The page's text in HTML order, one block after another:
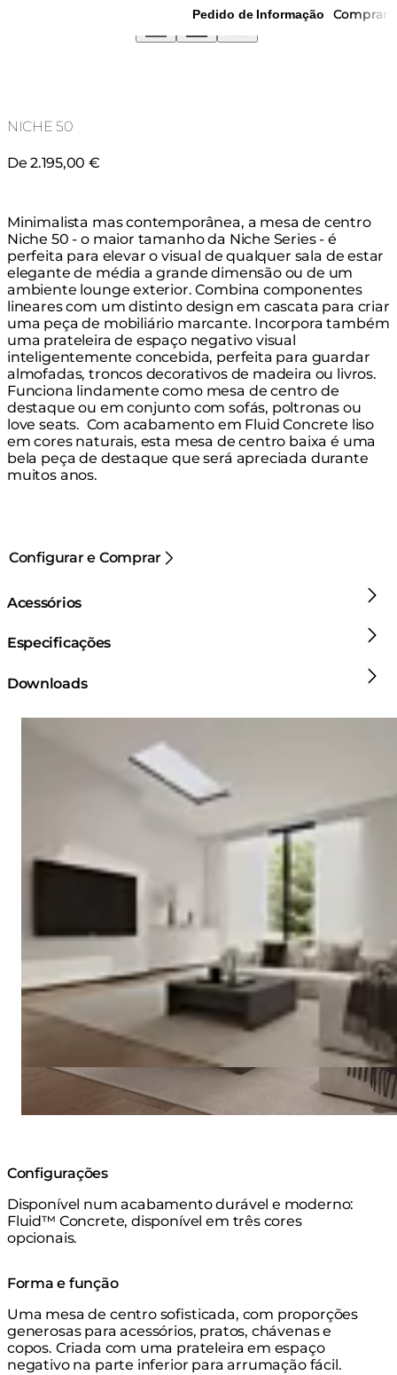
Pedido de Informação Comprar
NICHE 50
De 2.195,00 €
Minimalista mas contemporânea, a mesa de centro
Niche 50 - o maior tamanho da Niche Series - é
perfeita para elevar o visual de qualquer sala de estar
elegante de média a grande dimensão ou de um
ambiente lounge exterior. Combina componentes
lineares com um distinto design em cascata para criar
uma peça de mobiliário marcante. Incorpora também
uma prateleira de espaço negativo visual
inteligentemente concebida, perfeita para guardar
almofadas, troncos decorativos de madeira ou livros.
Funciona lindamente como mesa de centro de
destaque ou em conjunto com sofás, poltronas ou
love seats. ⁠ Com acabamento em Fluid Concrete liso
em cores naturais, esta mesa de centro baixa é uma
bela peça de destaque que será apreciada durante
muitos anos.
Configurar e Comprar
Acessórios
Especificações
Downloads
Configurações
Disponível num acabamento durável e moderno:
Fluid™ Concrete, disponível em três cores
opcionais.
Forma e função
Uma mesa de centro sofisticada, com proporções
generosas para acessórios, pratos, chávenas e
copos. Criada com uma prateleira em espaço
negativo na parte inferior para arrumação fácil.